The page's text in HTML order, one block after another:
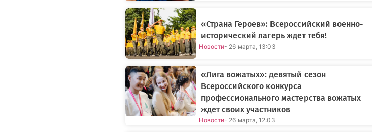
«Страна Героев»: Всероссийский военно-
исторический лагерь ждет тебя!
Новости- 26 марта, 13:03
«Лига вожатых»: девятый сезон
Всероссийского конкурса
профессионального мастерства вожатых
ждет своих участников
Новости- 26 марта, 12:03